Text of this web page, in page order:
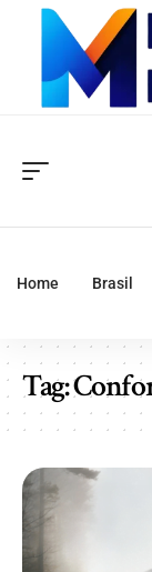
Home Brasil
Tag: